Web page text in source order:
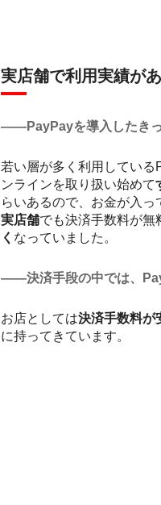
実店舗で利用実績が
――PayPayを導入したきっ
若い層が多く利用してい
ンラインを取り扱い始めて
らいあるので、お金が入っ
実店舗でも決済手数料が無
く なっていました。
――決済手段の中では、
お店としては決済手数料が
に持ってきています。